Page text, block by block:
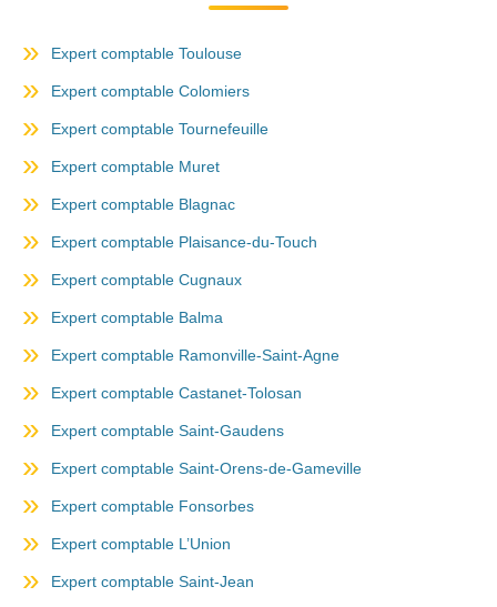
Expert comptable Toulouse
Expert comptable Colomiers
Expert comptable Tournefeuille
Expert comptable Muret
Expert comptable Blagnac
Expert comptable Plaisance-du-Touch
Expert comptable Cugnaux
Expert comptable Balma
Expert comptable Ramonville-Saint-Agne
Expert comptable Castanet-Tolosan
Expert comptable Saint-Gaudens
Expert comptable Saint-Orens-de-Gameville
Expert comptable Fonsorbes
Expert comptable L’Union
Expert comptable Saint-Jean